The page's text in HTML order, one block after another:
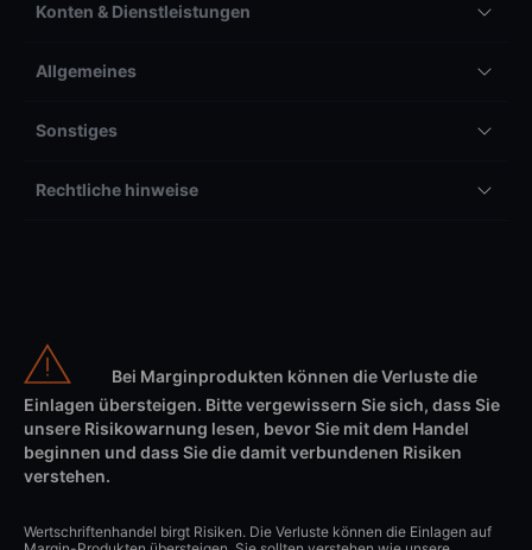
Konten & Dienstleistungen
Allgemeines
Sonstiges
Rechtliche hinweise
Bei Marginprodukten können die Verluste die
Einlagen übersteigen. Bitte vergewissern Sie sich, dass Sie
unsere Risikowarnung lesen, bevor Sie mit dem Handel
beginnen und dass Sie die damit verbundenen Risiken
verstehen.
Wertschriftenhandel birgt Risiken. Die Verluste können die Einlagen auf